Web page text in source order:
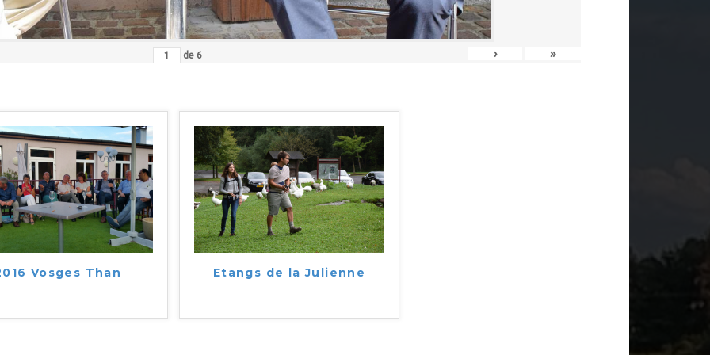
de 6 › »
Vosges Than Etangs de la Julienne